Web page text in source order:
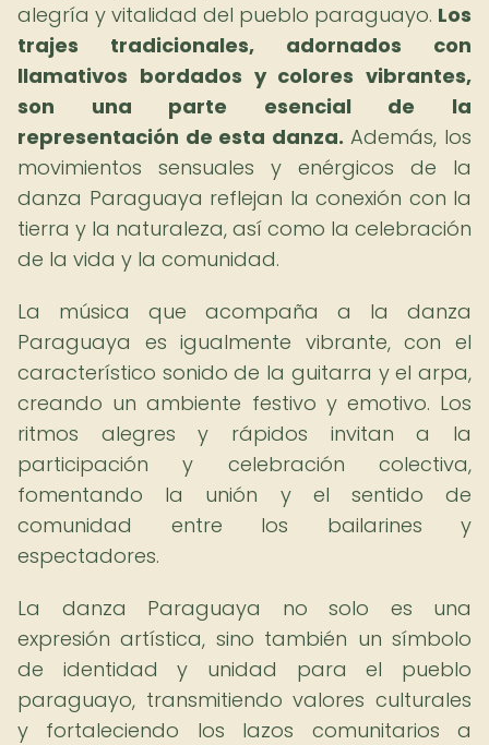
alegría y vitalidad del pueblo paraguayo. Los
trajes tradicionales, adornados con
llamativos bordados y colores vibrantes,
son una parte esencial de la
representación de esta danza. Además, los
movimientos sensuales y enérgicos de la
danza Paraguaya reflejan la conexión con la
tierra y la naturaleza, así como la celebración
de la vida y la comunidad.
La música que acompaña a la danza
Paraguaya es igualmente vibrante, con el
característico sonido de la guitarra y el arpa,
creando un ambiente festivo y emotivo. Los
ritmos alegres y rápidos invitan a la
participación y celebración colectiva,
fomentando la unión y el sentido de
comunidad entre los bailarines y
espectadores.
La danza Paraguaya no solo es una
expresión artística, sino también un símbolo
de identidad y unidad para el pueblo
paraguayo, transmitiendo valores culturales
y fortaleciendo los lazos comunitarios a